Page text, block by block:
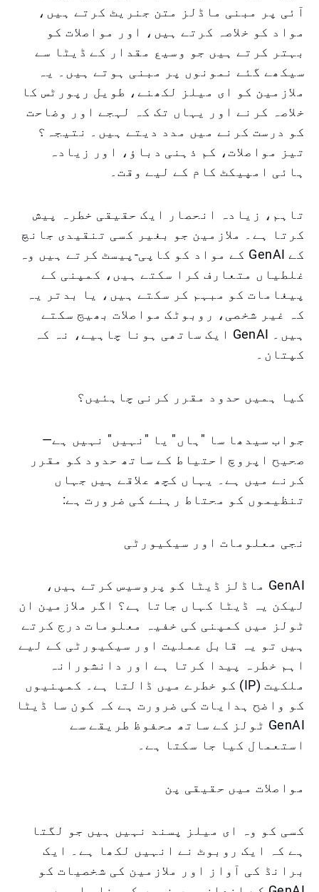
آئی پر مبنی ماڈلز متن جنریٹ کرتے ہیں،
مواد کو خلاصہ کرتے ہیں، اور مواصلات کو
بہتر کرتے ہیں جو وسیع مقدار کے ڈیٹا سے
سیکھے گئے نمونوں پر مبنی ہوتے ہیں۔ یہ
ملازمین کو ای میلز لکھنے، طویل رپورٹس کا
خلاصہ کرنے اور یہاں تک کہ لہجے اور وضاحت
کو درست کرنے میں مدد دیتے ہیں۔ نتیجہ؟
تیز مواصلات، کم ذہنی دباؤ، اور زیادہ
ہائی امپیکٹ کام کے لیے وقت۔
تاہم، زیادہ انحصار ایک حقیقی خطرہ پیش
کرتا ہے۔ ملازمین جو بغیر کسی تنقیدی جانچ
کے GenAI کے مواد کو کاپی-پیسٹ کرتے ہیں وہ
غلطیاں متعارف کرا سکتے ہیں، کمپنی کے
پیغامات کو مبہم کر سکتے ہیں، یا بدتر یہ
کہ غیر شخصی، روبوٹک مواصلات بھیج سکتے
ہیں۔ GenAI ایک ساتھی ہونا چاہیے، نہ کہ
کپتان۔
کیا ہمیں حدود مقرر کرنی چاہئیں؟
جواب سیدھا سا "ہاں" یا "نہیں" نہیں ہے—
صحیح اپروچ احتیاط کے ساتھ حدود کو مقرر
کرنے میں ہے۔ یہاں کچھ علاقے ہیں جہاں
تنظیموں کو محتاط رہنے کی ضرورت ہے:
نجی معلومات اور سیکیورٹی
GenAI ماڈلز ڈیٹا کو پروسیس کرتے ہیں،
لیکن یہ ڈیٹا کہاں جاتا ہے؟ اگر ملازمین ان
ٹولز میں کمپنی کی خفیہ معلومات درج کرتے
ہیں تو یہ قابل عملیت اور سیکیورٹی کے لیے
اہم خطرہ پیدا کرتا ہے اور دانشورانہ
ملکیت (IP) کو خطرے میں ڈالتا ہے۔ کمپنیوں
کو واضح ہدایات کی ضرورت ہے کہ کون سا ڈیٹا
GenAI ٹولز کے ساتھ محفوظ طریقے سے
استعمال کیا جا سکتا ہے۔
مواصلات میں حقیقی پن
کسی کو وہ ای میلز پسند نہیں ہیں جو لگتا
ہے کہ ایک روبوٹ نے انہیں لکھا ہے۔ ایک
برانڈ کی آواز اور ملازمین کی شخصیات کو